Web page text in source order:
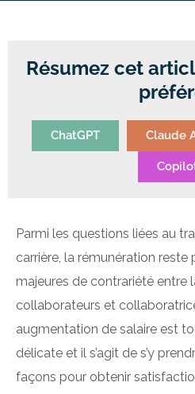
Résumez cet
ChatGPT Claude
Parmi les questions liées au
carrière, la rémunération reste
majeures de contrariété entre
collaborateurs et
augmentation de salaire est
délicate et il s’agit de s’y
façons pour obtenir